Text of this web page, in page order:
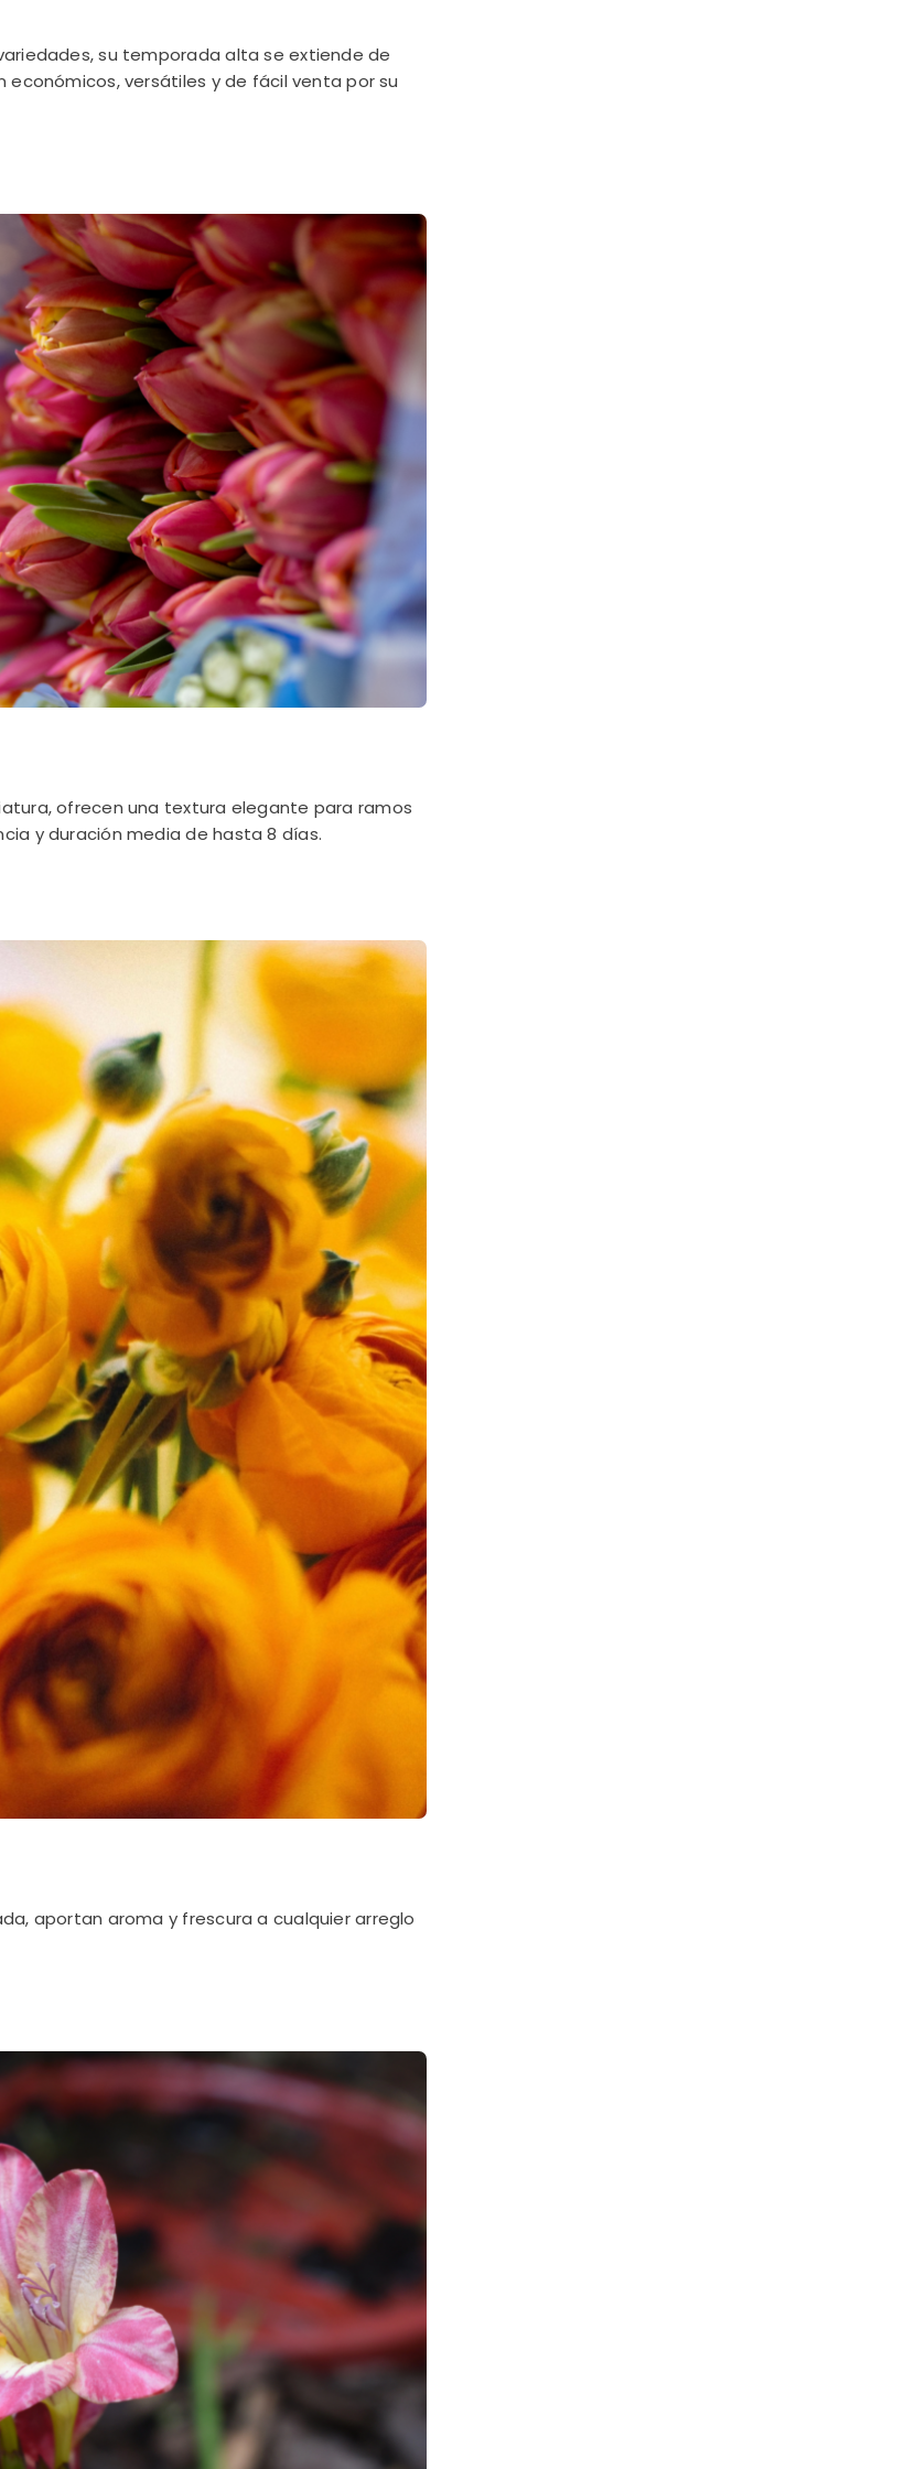
su temporada alta se extiende de
económicos, versátiles y de fácil venta por su
ofrecen una textura elegante para ramos
y duración media de hasta 8 días.
aportan aroma y frescura a cualquier arreglo